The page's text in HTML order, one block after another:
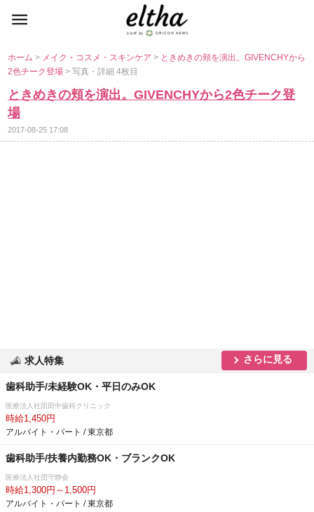
ホーム> メイク・コスメ・スキンケア> ときめきの頬を演出。GIVENCHYから
2色チーク登場> 写真・詳細 4枚目
ときめきの頬を演出。GIVENCHYから2色チーク登
場
2017-08-25 17:08
求人特集 さらに見る
歯科助手/未経験OK・平日のみOK
医療法人社団田中歯科クリニック
時給1,450円
アルバイト・パート / 東京都
歯科助手/扶養内勤務OK・ブランクOK
医療法人社団守静会
時給1,300円～1,500円
アルバイト・パート / 東京都